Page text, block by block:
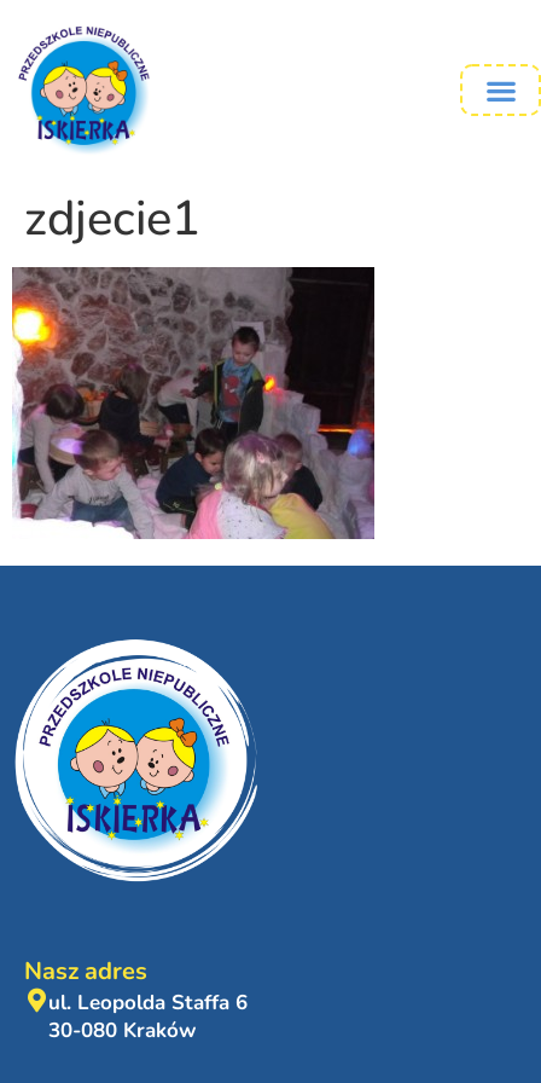
zdjecie1
Nasz adres
ul. Leopolda Staffa 6
30-080 Kraków